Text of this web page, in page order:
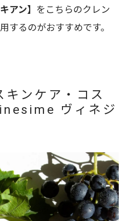
アン】 をこちらのクレン
するのがおすすめです。
キンケア・コス
ヴィネジ